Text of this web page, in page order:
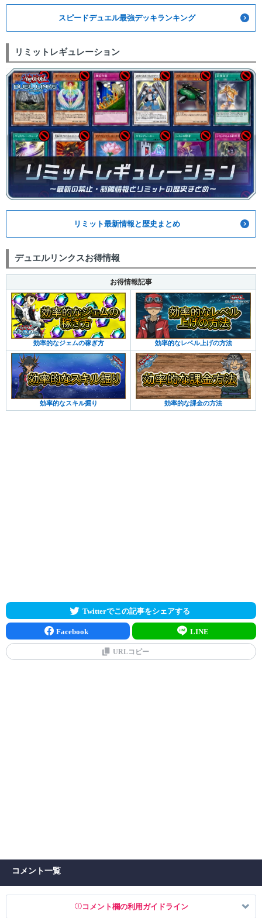
スピードデュエル最強デッキランキング
リミットレギュレーション
リミット最新情報と歴史まとめ
デュエルリンクスお得情報
お得情報記事
効率的なジェムの稼ぎ方 効率的なレベル上げの方法
効率的なスキル掘り 効率的な課金の方法
Twitterでこの記事をシェアする
Facebook LINE
URLコピー
コメント一覧
コメント欄の利用ガイドライン